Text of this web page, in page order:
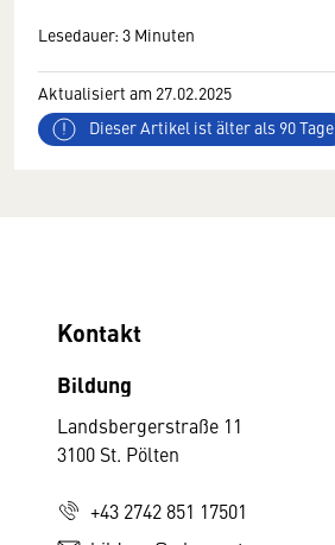
Lesedauer: 3 Minuten
Aktualisiert am 27.02.2025
Dieser Artikel ist älter als 90 Tage
Kontakt
Bildung
Landsbergerstraße 11
3100 St. Pölten
+43 2742 851 17501